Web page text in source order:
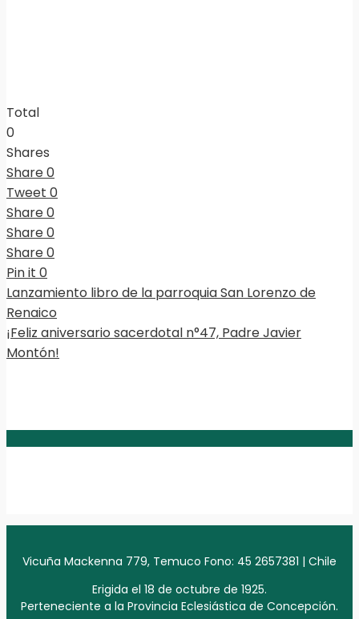
Total
0
Shares
Share0
Tweet 0
Share0
Share0
Share0
Pin it 0
Lanzamiento libro de la parroquia San Lorenzo de
Renaico
¡Feliz aniversario sacerdotal n°47, Padre Javier
Montón!
Vicuña Mackenna 779, Temuco Fono: 45 2657381 | Chile
Erigida el 18 de octubre de 1925.
Perteneciente a la Provincia Eclesiástica de Concepción.